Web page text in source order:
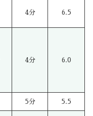
4分 6.5
4分 6.0
5分 5.5